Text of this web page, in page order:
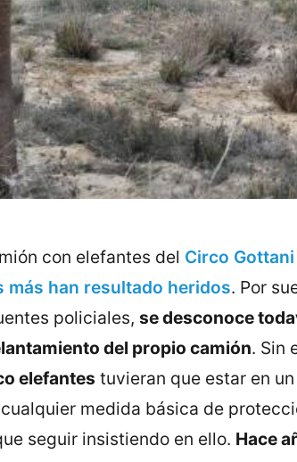
con elefantes del Circo Gottani
más han resultado heridos. Por
policiales, se desconoce
del propio camión. Sin
elefantes tuvieran que estar en un
medida básica de
seguir insistiendo en ello. Hace